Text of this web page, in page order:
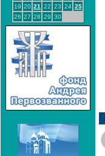
19 20 21 22 23 24 25
26 27 28 29 30